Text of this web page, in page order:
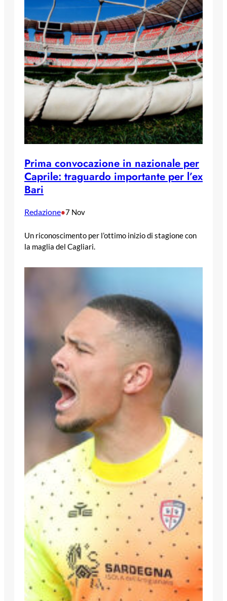
Prima convocazione in nazionale per
Caprile: traguardo importante per l’ex
Bari
Redazione•7 Nov
Un riconoscimento per l’ottimo inizio di stagione con
la maglia del Cagliari.